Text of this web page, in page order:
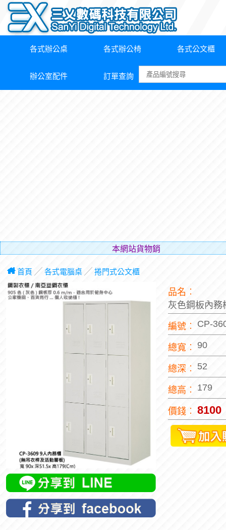
各式辦公桌 各式辦公椅 各式公文櫃
辦公室配件 訂單查詢
本網站貨物銷售之價格,均為內含營業稅﹙
首頁 ╱ 各式電腦桌╱ 捲門式公文櫃
品名︰
灰色鋼板內
編號︰ CP-
總寬︰ 90
總深︰ 52
總高︰ 179
價錢︰ 8100